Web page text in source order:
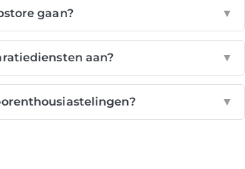
gaan? ▼
aan? ▼
▼